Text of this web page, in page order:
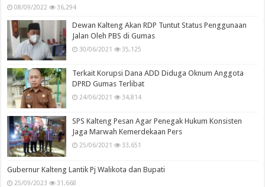
08/09/2022 36,294
Dewan Kalteng Akan RDP Tuntut Status Penggunaan
Jalan Oleh PBS di Gumas
30/06/2021 35,125
Terkait Korupsi Dana ADD Diduga Oknum Anggota
DPRD Gumas Terlibat
24/06/2021 34,814
SPS Kalteng Pesan Agar Penegak Hukum Konsisten
Jaga Marwah Kemerdekaan Pers
25/06/2021 33,651
Gubernur Kalteng Lantik Pj Walikota dan Bupati
25/09/2023 31,668